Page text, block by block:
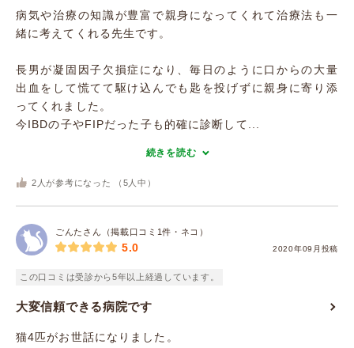
病気や治療の知識が豊富で親身になってくれて治療法も一
緒に考えてくれる先生です。
長男が凝固因子欠損症になり、毎日のように口からの大量
出血をして慌てて駆け込んでも匙を投げずに親身に寄り添
ってくれました。
今IBDの子やFIPだった子も的確に診断して...
続きを読む
2 人が参考になった （ 5 人中）
ごんたさん（掲載口コミ1件・ネコ）
2020年09月投稿
5.0
この口コミは受診から5年以上経過しています。
大変信頼できる病院です
猫4匹がお世話になりました。